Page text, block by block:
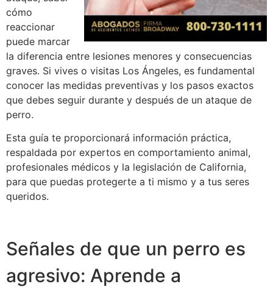
cómo
reaccionar
puede marcar
la diferencia entre lesiones menores y consecuencias
graves. Si vives o visitas Los Ángeles, es fundamental
conocer las medidas preventivas y los pasos exactos
que debes seguir durante y después de un ataque de
perro.
Esta guía te proporcionará información práctica,
respaldada por expertos en comportamiento animal,
profesionales médicos y la legislación de California,
para que puedas protegerte a ti mismo y a tus seres
queridos.
Señales de que un perro es
agresivo: Aprende a